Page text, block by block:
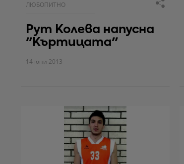
ЛЮБОПИТНО
Рут Колева напусна
"Къртицата"
14 юни 2013